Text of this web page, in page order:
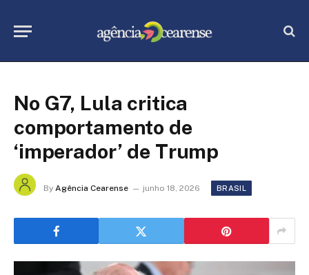
No G7, Lula critica
comportamento de
‘imperador’ de Trump
By Agência Cearense junho 18, 2026 BRASIL